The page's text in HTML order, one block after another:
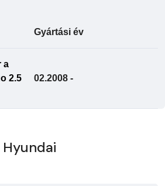
Gyártási év
a
2.5
02.2008 -